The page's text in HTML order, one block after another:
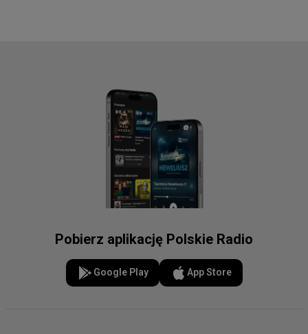
Pobierz aplikację Polskie Radio
Google Play App Store